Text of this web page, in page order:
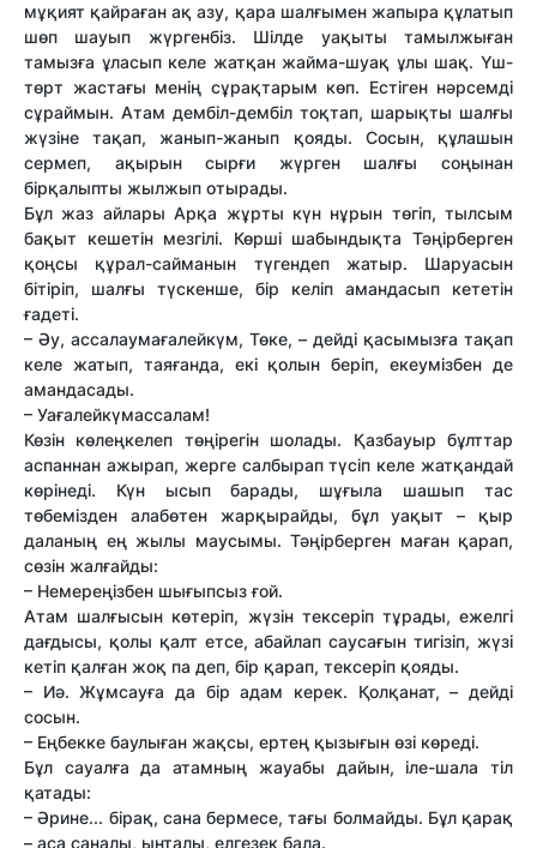
мұқият қайраған ақ азу, қара шалғымен жапыра құлатып
шөп шауып жүргенбіз. Шілде уақыты тамылжыған
тамызға ұласып келе жатқан жайма-шуақ ұлы шақ. Үш-
төрт жастағы менің сұрақтарым көп. Естіген нәрсемді
сұраймын. Атам дембіл-дембіл тоқтап, шарықты шалғы
жүзіне тақап, жанып-жанып қояды. Сосын, құлашын
сермеп, ақырын сырғи жүрген шалғы соңынан
бірқалыпты жылжып отырады.
Бұл жаз айлары Арқа жұрты күн нұрын төгіп, тылсым
бақыт кешетін мезгілі. Көрші шабындықта Тәңірберген
қоңсы құрал-сайманын түгендеп жатыр. Шаруасын
бітіріп, шалғы түскенше, бір келіп амандасып кететін
ғадеті.
– Әу, ассалаумағалейкүм, Төке, – дейді қасымызға тақап
келе жатып, таяғанда, екі қолын беріп, екеумізбен де
амандасады.
– Уағалейкүмассалам!
Көзін көлеңкелеп төңірегін шолады. Қазбауыр бұлттар
аспаннан ажырап, жерге салбырап түсіп келе жатқандай
көрінеді. Күн ысып барады, шұғыла шашып тас
төбемізден алабөтен жарқырайды, бұл уақыт – қыр
даланың ең жылы маусымы. Тәңірберген маған қарап,
сөзін жалғайды:
– Немереңізбен шығыпсыз ғой.
Атам шалғысын көтеріп, жүзін тексеріп тұрады, ежелгі
дағдысы, қолы қалт етсе, абайлап саусағын тигізіп, жүзі
кетіп қалған жоқ па деп, бір қарап, тексеріп қояды.
– Иә. Жұмсауға да бір адам керек. Қолқанат, – дейді
сосын.
– Еңбекке баулыған жақсы, ертең қызығын өзі көреді.
Бұл сауалға да атамның жауабы дайын, іле-шала тіл
қатады:
– Әрине... бірақ, сана бермесе, тағы болмайды. Бұл қарақ
– аса саналы, ынталы, елгезек бала.